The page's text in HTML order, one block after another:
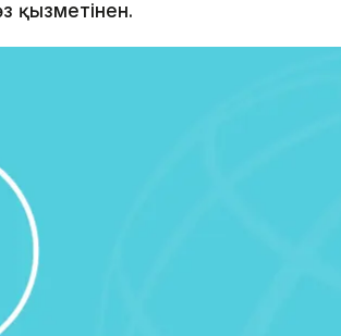
қызметінен.